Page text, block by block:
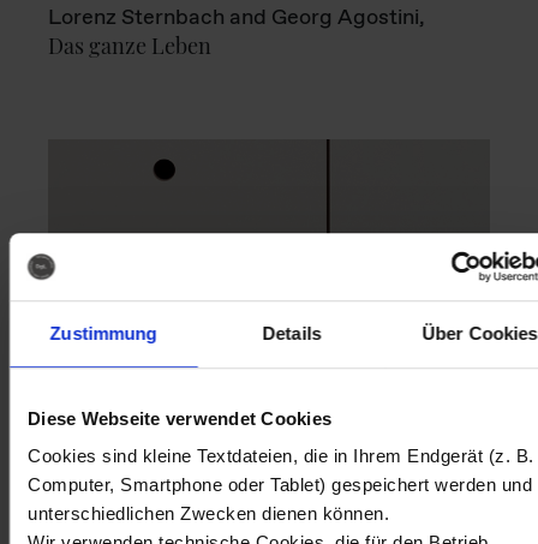
Zustimmung Details Über Cookies
Diese Webseite verwendet Cookies
Cookies sind kleine Textdateien, die in Ihrem Endgerät (z. B.
Computer, Smartphone oder Tablet) gespeichert werden und
unterschiedlichen Zwecken dienen können.
Lorenz Sternbach and Georg Agostini,
Das ganze Leben